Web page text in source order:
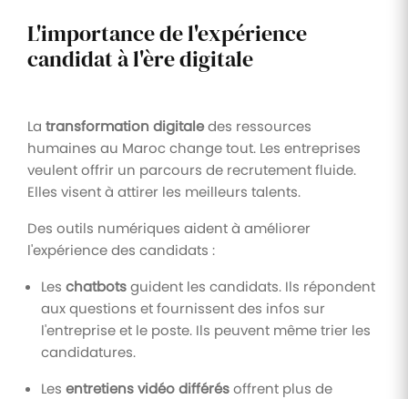
L'importance de l'expérience
candidat à l'ère digitale
La transformation digitaledes ressources
humaines au Maroc change tout. Les entreprises
veulent offrir un parcours de recrutement fluide.
Elles visent à attirer les meilleurs talents.
Des outils numériques aident à améliorer
l'expérience des candidats :
Les chatbotsguident les candidats. Ils répondent
aux questions et fournissent des infos sur
l'entreprise et le poste. Ils peuvent même trier les
candidatures.
Les entretiens vidéo différésoffrent plus de